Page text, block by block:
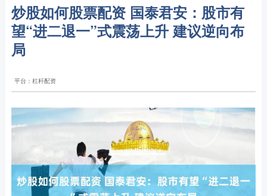
炒股如何股票配资 国泰君安：股市有
望“进二退一”式震荡上升 建议逆向布
局
平台：杠杆配资